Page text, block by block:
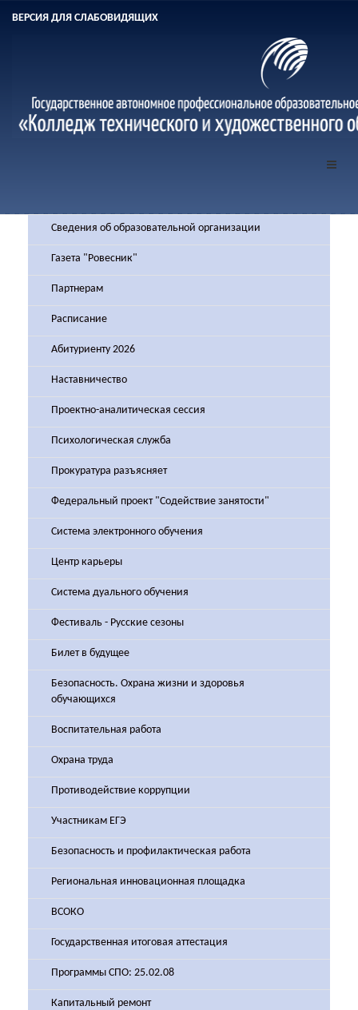
ВЕРСИЯ ДЛЯ СЛАБОВИДЯЩИХ
Сведения об образовательной организации
Газета "Ровесник"
Партнерам
Расписание
Абитуриенту 2026
Наставничество
Проектно-аналитическая сессия
Психологическая служба
Прокуратура разъясняет
Федеральный проект "Содействие занятости"
Система электронного обучения
Центр карьеры
Система дуального обучения
Фестиваль - Русские сезоны
Билет в будущее
Безопасность. Охрана жизни и здоровья
обучающихся
Воспитательная работа
Охрана труда
Противодействие коррупции
Участникам ЕГЭ
Безопасность и профилактическая работа
Региональная инновационная площадка
ВСОКО
Государственная итоговая аттестация
Программы СПО: 25.02.08
Капитальный ремонт